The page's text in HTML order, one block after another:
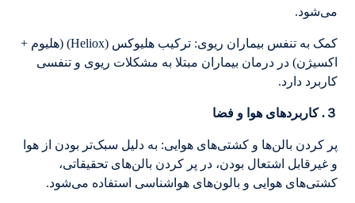
می‌شود.
کمک به تنفس بیماران ریوی: ترکیب هلیوکس (Heliox) (هلیوم +
اکسیژن) در درمان بیماران مبتلا به مشکلات ریوی و تنفسی
کاربرد دارد.
３. کاربردهای هوا و فضا
پر کردن بالن‌ها و کشتی‌های هوایی: به دلیل سبک‌تر بودن از هوا
و غیرقابل اشتعال بودن، در پر کردن بالن‌های تحقیقاتی،
کشتی‌های هوایی و بالون‌های هواشناسی استفاده می‌شود.